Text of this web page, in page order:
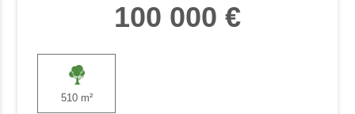
100 000 €
510 m²